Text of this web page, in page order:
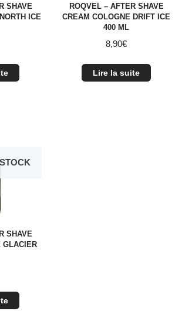
SHAVE
ICE
ROQVEL – AFTER SHAVE
CREAM COLOGNE DRIFT ICE
400 ML
8,90€
Lire la suite
SHAVE
GLACIER